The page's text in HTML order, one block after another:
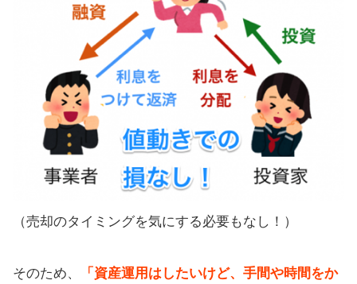
（売却のタイミングを気にする必要もなし！）
そのため、
「資産運用はしたいけど、手間や時間をか